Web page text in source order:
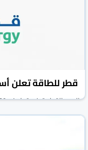
قطر للطاقة تعلن
العرب القطرية قطر 30 حزيران/